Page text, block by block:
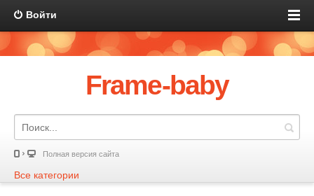
Войти
Frame-baby
Полная версия сайта
Все категории